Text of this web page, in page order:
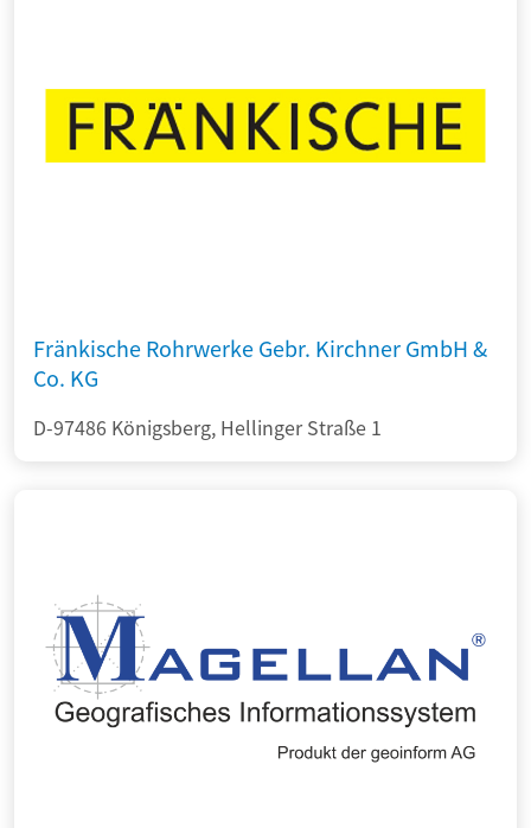
Fränkische Rohrwerke Gebr. Kirchner GmbH &
Co. KG
D-97486 Königsberg, Hellinger Straße 1